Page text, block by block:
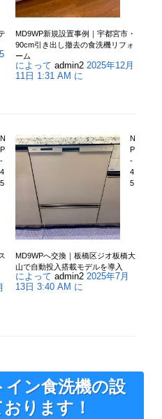
MD9WP新規設置事例｜宇都宮市・
90cm引き出し撤去の食洗機リフォ
ーム
によって admin2 2025年12月
11日 1:31 AM に
N
P
-
4
5
N
P
-
4
5
MD9WPへ交換｜板橋区ジオ板橋大
山で自動投入搭載モデルを導入
によって admin2 2025年7月
13日 3:40 AM に
イン食洗機の設
ります！